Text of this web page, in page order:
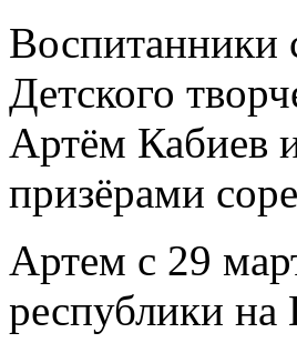
Воспитанники
Детского
Артём Кабиев
призёрами
Артем с 29
республики на